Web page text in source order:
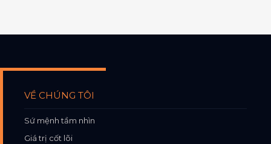
VỀ CHÚNG TÔI
Sứ mệnh tầm nhìn
Giá trị cốt lõi